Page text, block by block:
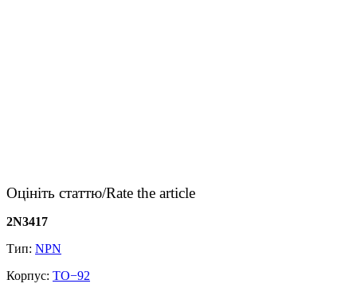
Оцініть статтю/Rate the article
2N3417
Тип: NPN
Корпус: TO−92